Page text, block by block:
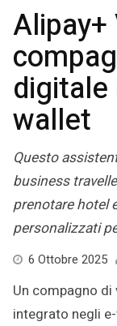
wallet
Questo
business
prenotare hotel
personalizzati
6 Ottobre 2025
Un compagno
integrato negli